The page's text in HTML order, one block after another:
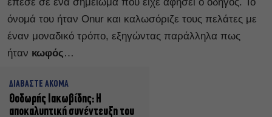
όνομά του ήταν Onur και καλωσόριζε τους πελάτες με
έναν μοναδικό τρόπο, εξηγώντας παράλληλα πως
ήταν κωφός…
ΔΙΑΒΑΣΤΕ ΑΚΟΜΑ
Θοδωρής Ιακωβίδης: Η
αποκαλυπτική συνέντευξη του